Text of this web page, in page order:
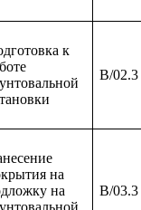
к
B/02.3
на
на
B/03.3